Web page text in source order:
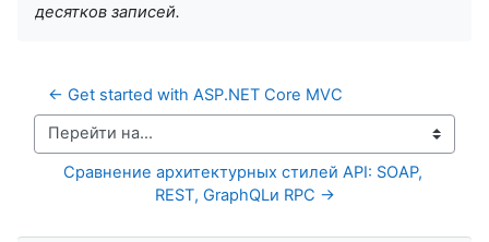
десятков записей.
← Get started with ASP.NET Core MVC
Перейти на...
Сравнение архитектурных стилей API: SOAP,
REST, GraphQLи RPC →